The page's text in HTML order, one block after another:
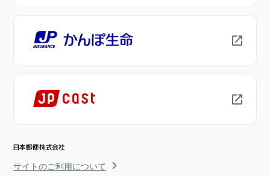
サイトのご利用について